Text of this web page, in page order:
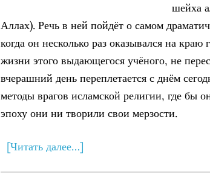
шейха
Аллах). Речь в ней пойдёт о самом
когда он несколько раз оказывался на
жизни этого выдающегося учёного, не
вчерашний день переплетается с днём
методы врагов исламской религии, где бы
эпоху они ни творили свои мерзости.
[Читать далее…]